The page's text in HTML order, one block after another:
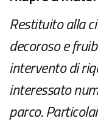
Restituito alla
decoroso e
intervento di
interessato
parco.